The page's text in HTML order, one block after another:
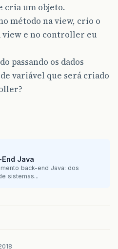
cria um objeto.
método na view, crio o
view e no controller eu
passando os dados
variável que será criado
Java
back-end Java: dos
sistemas...